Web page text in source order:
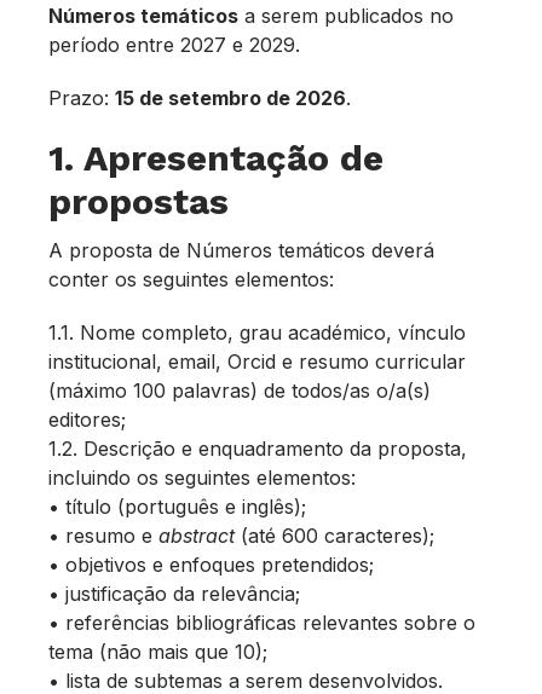
Números temáticos a serem publicados no
período entre 2027 e 2029.
Prazo: 15 de setembro de 2026.
1. Apresentação de
propostas
A proposta de Números temáticos deverá
conter os seguintes elementos:
1.1. Nome completo, grau académico, vínculo
institucional, email, Orcid e resumo curricular
(máximo 100 palavras) de todos/as o/a(s)
editores;
1.2. Descrição e enquadramento da proposta,
incluindo os seguintes elementos:
• título (português e inglês);
• resumo e abstract(até 600 caracteres);
• objetivos e enfoques pretendidos;
• justificação da relevância;
• referências bibliográficas relevantes sobre o
tema (não mais que 10);
• lista de subtemas a serem desenvolvidos.